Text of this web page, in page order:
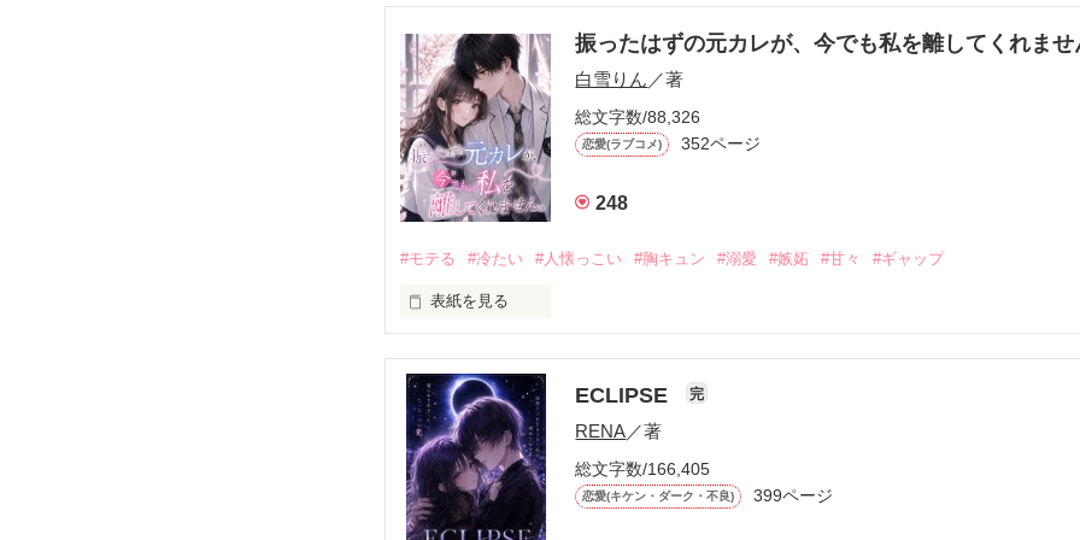
振ったはずの元カレが、今でも私を離してくれませ
白雪りん ／著
総文字数/88,326
恋愛(ラブコメ) 352ページ
248
#モテる #冷たい #人懐っこい #胸キュン #溺愛 #嫉妬 #甘々 #ギャップ
表紙を見る
モテる人を好きになるのが怖かった。
だから私は、中学時代に大好きだった彼を自分から振った。
もう会うことはないと思っていたのに、
高校生になって再会した彼は、隣の学校で”王子様”と呼ばれる人気者になっていた。
ECLIPSE 完
RENA／著
総文字数/166,405
恋愛(キケン・ダーク・不良) 399ページ